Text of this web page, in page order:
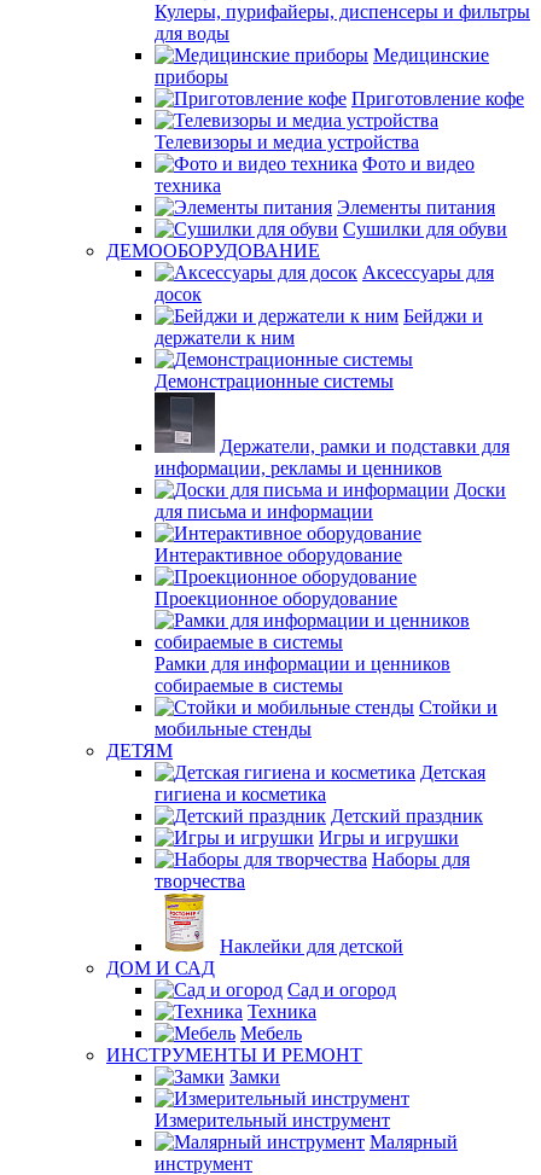
Кулеры, пурифайеры, диспенсеры и фильтры
для воды
Медицинские
приборы
Приготовление кофе
Телевизоры и медиа устройства
Фото и видео
техника
Элементы питания
Сушилки для обуви
ДЕМООБОРУДОВАНИЕ
Аксессуары для
досок
Бейджи и
держатели к ним
Демонстрационные системы
Держатели, рамки и подставки для
информации, рекламы и ценников
Доски
для письма и информации
Интерактивное оборудование
Проекционное оборудование
Рамки для информации и ценников
собираемые в системы
Стойки и
мобильные стенды
ДЕТЯМ
Детская
гигиена и косметика
Детский праздник
Игры и игрушки
Наборы для
творчества
Наклейки для детской
ДОМ И САД
Сад и огород
Техника
Мебель
ИНСТРУМЕНТЫ И РЕМОНТ
Замки
Измерительный инструмент
Малярный
инструмент